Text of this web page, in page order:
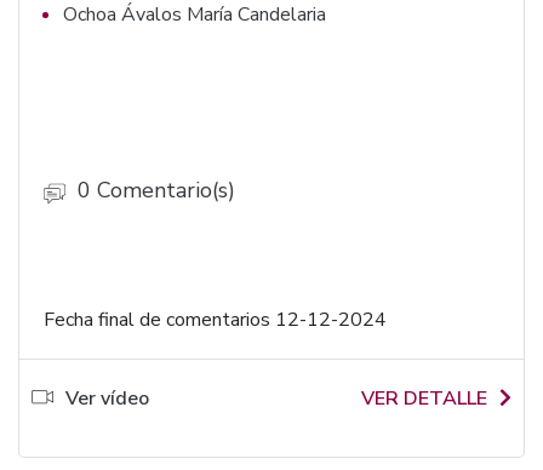
Ochoa Ávalos María Candelaria
0 Comentario(s)
Fecha final de comentarios 12-12-2024
Ver vídeo VER DETALLE